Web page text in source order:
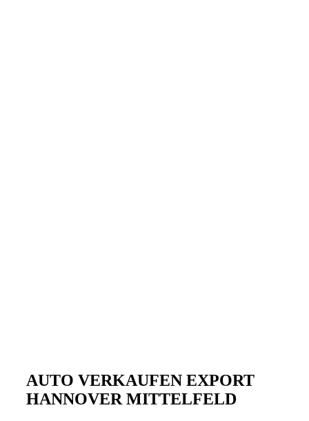
AUTO VERKAUFEN EXPORT
HANNOVER MITTELFELD